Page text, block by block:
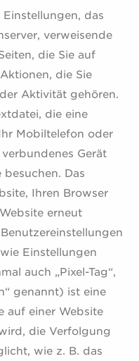
das
verweisende
die Sie auf
die Sie
Aktivität gehören.
die eine
Mobiltelefon oder
Gerät
Das
Ihren Browser
erneut
Einstellungen
auch „Pixel-Tag“,
genannt) ist eine
auf einer Website
die Verfolgung
wie z. B. das